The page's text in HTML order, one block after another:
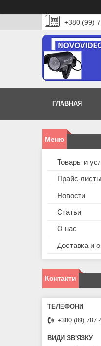
+380 (99)
ГЛАВНАЯ
Товары и
Прайс-листы
Новости
Статьи
О нас
Доставка и
Контакти
+380 (99) 797-